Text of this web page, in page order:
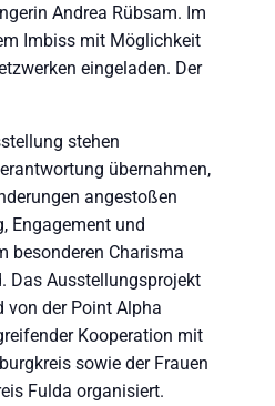
Andrea Rübsam. Im
Imbiss mit Möglichkeit
eingeladen. Der
stehen
übernahmen,
angestoßen
Engagement und
besonderen Charisma
Das Ausstellungsprojekt
von der Point Alpha
Kooperation mit
sowie der Frauen
Fulda organisiert.